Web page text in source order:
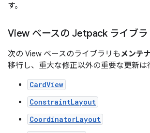
す。
View ベースの Jetpack ライブラ
次の View ベースのライブラリもメンテ
移行し、重大な修正以外の重要な更新は
CardView
ConstraintLayout
CoordinatorLayout